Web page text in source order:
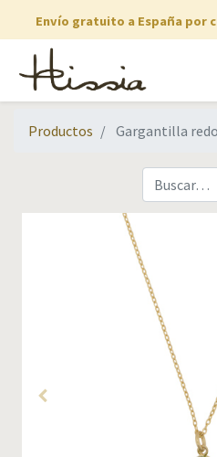
Envío gratuito a España por
Productos Gargantilla